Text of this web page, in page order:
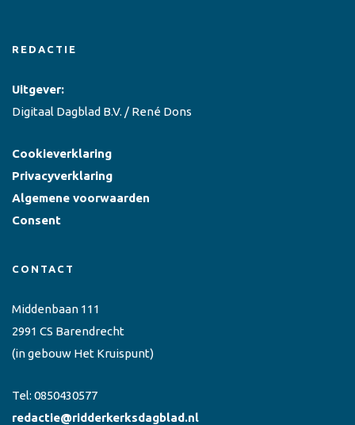
REDACTIE
Uitgever:
Digitaal Dagblad B.V. / René Dons
Cookieverklaring
Privacyverklaring
Algemene voorwaarden
Consent
CONTACT
Middenbaan 111
2991 CS Barendrecht
(in gebouw Het Kruispunt)
Tel: 0850430577
redactie@ridderkerksdagblad.nl